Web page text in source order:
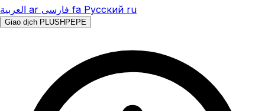
العربية ar فارسی fa Русский ru
Giao dịch PLUSHPEPE